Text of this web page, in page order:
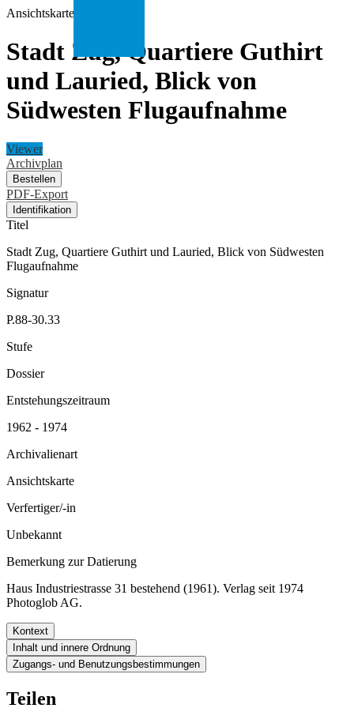
Ansichtskarte
Stadt Zug, Quartiere Guthirt
und Lauried, Blick von
Südwesten Flugaufnahme
Viewer
Archivplan
Bestellen
PDF-Export
Identifikation
Titel
Stadt Zug, Quartiere Guthirt und Lauried, Blick von Südwesten
Flugaufnahme
Signatur
P.88-30.33
Stufe
Dossier
Entstehungszeitraum
1962 - 1974
Archivalienart
Ansichtskarte
Verfertiger/-in
Unbekannt
Bemerkung zur Datierung
Haus Industriestrasse 31 bestehend (1961). Verlag seit 1974
Photoglob AG.
Kontext
Inhalt und innere Ordnung
Zugangs- und Benutzungsbestimmungen
Teilen